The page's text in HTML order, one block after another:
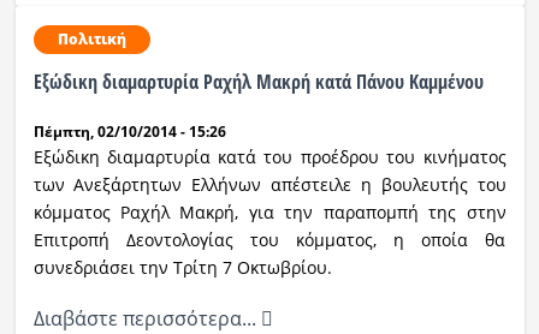
Πολιτική
Εξώδικη διαμαρτυρία Ραχήλ Μακρή κατά Πάνου Καμμένου
Πέμπτη, 02/10/2014 - 15:26
Εξώδικη διαμαρτυρία κατά του προέδρου του κινήματος
των Ανεξάρτητων Ελλήνων απέστειλε η βουλευτής του
κόμματος Ραχήλ Μακρή, για την παραπομπή της στην
Επιτροπή Δεοντολογίας του κόμματος, η οποία θα
συνεδριάσει την Τρίτη 7 Οκτωβρίου.
Διαβάστε περισσότερα...